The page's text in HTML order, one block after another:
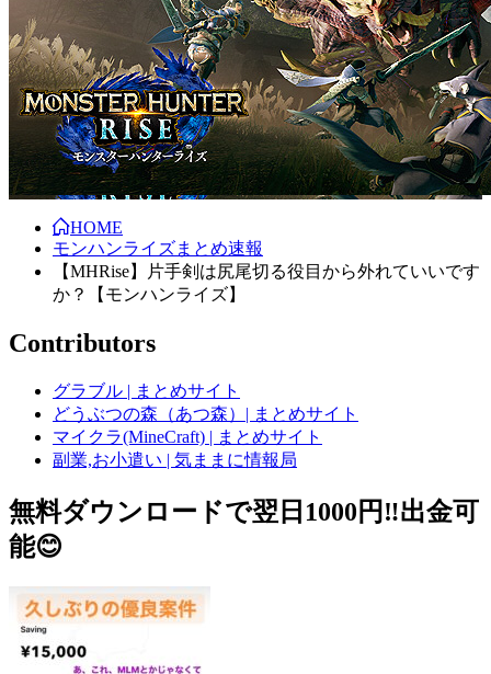
HOME
モンハンライズまとめ速報
【MHRise】片手剣は尻尾切る役目から外れていいです
か？【モンハンライズ】
Contributors
グラブル | まとめサイト
どうぶつの森（あつ森）| まとめサイト
マイクラ(MineCraft) | まとめサイト
副業,お小遣い | 気ままに情報局
無料ダウンロードで翌日1000円‼️出金可
能😊